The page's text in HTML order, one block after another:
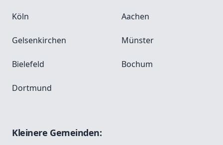
Köln Aachen
Gelsenkirchen Münster
Bielefeld Bochum
Dortmund
Kleinere Gemeinden: